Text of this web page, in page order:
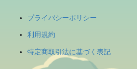
プライバシーポリシー
利用規約
特定商取引法に基づく表記